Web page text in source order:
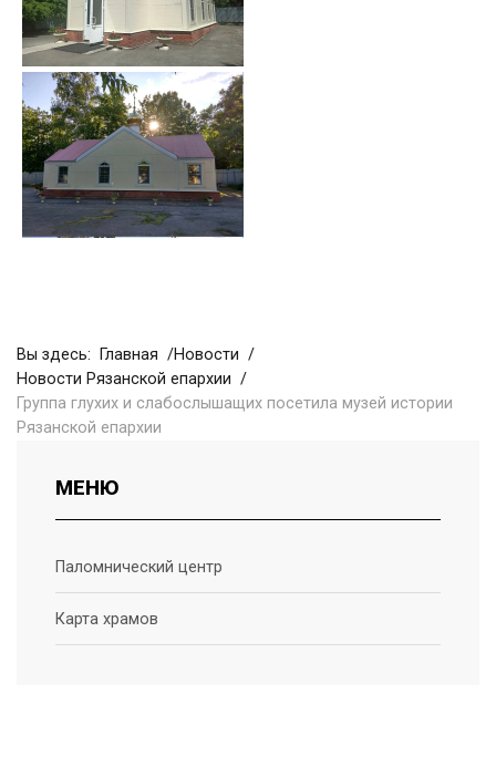
Вы здесь: Главная
Новости
Новости Рязанской епархии
Группа глухих и слабослышащих посетила музей истории
Рязанской епархии
МЕНЮ
Паломнический центр
Карта храмов